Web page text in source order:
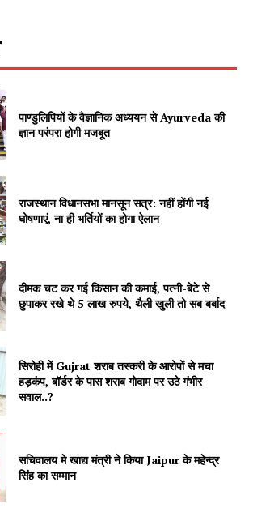
पाण्डुलिपियों के वैज्ञानिक अध्ययन से Ayurveda की
ज्ञान परंपरा होगी मजबूत
राजस्थान विधानसभा मानसून सत्र: नहीं होंगी नई
घोषणाएं, ना ही भर्तियों का होगा ऐलान
दीमक चट कर गई किसान की कमाई, पत्नी-बेटे से
छुपाकर रखे थे 5 लाख रुपये, थैली खुली तो सब बर्बाद
सिरोही में Gujrat शराब तस्करी के आरोपों से मचा
हड़कंप, बॉर्डर के पास शराब गोदाम पर उठे गंभीर
सवाल..?
सचिवालय मे खाद्य मंत्री ने किया Jaipur के महेन्द्र
सिंह का सम्मान